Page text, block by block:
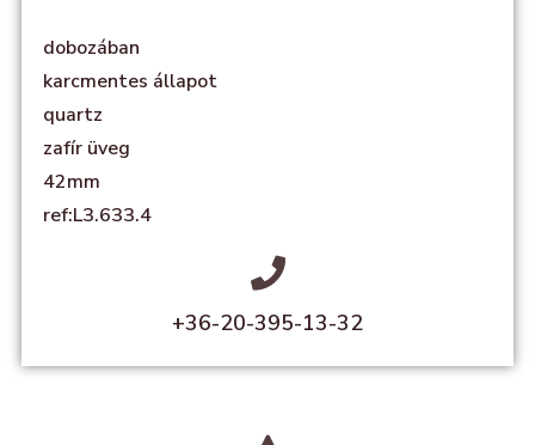
dobozában
karcmentes állapot
quartz
zafír üveg
42mm
ref:L3.633.4
+36-20-395-13-32